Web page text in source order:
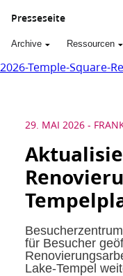
Presseseite
Archive Ressourcen
2026-Temple-Square-
29. MAI 2026 -
für Besucher
Lake-Tempel